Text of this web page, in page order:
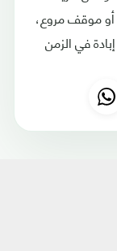
موقف مروع،
في الزمن